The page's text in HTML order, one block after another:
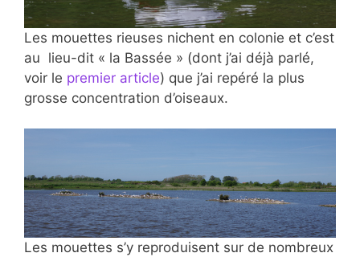
Les mouettes rieuses nichent en colonie et c’est
au lieu-dit « la Bassée » (dont j’ai déjà parlé,
voir le premier article) que j’ai repéré la plus
grosse concentration d’oiseaux.
Les mouettes s’y reproduisent sur de nombreux